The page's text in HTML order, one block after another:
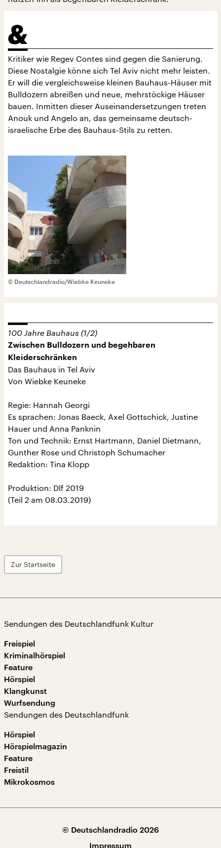
Kritiker wie Regev Contes sind gegen die Sanierung.
Diese Nostalgie könne sich Tel Aviv nicht mehr leisten.
Er will die vergleichsweise kleinen Bauhaus-Häuser mit
Bulldozern abreißen und neue, mehrstöckige Häuser
bauen. Inmitten dieser Auseinandersetzungen treten
Anouk und Angelo an, das gemeinsame deutsch-
israelische Erbe des Bauhaus-Stils zu retten.
© Deutschlandradio/Wiebke Keuneke
100 Jahre Bauhaus (1/2)
Zwischen Bulldozern und begehbaren
Kleiderschränken
Das Bauhaus in Tel Aviv
Von Wiebke Keuneke
Regie: Hannah Georgi
Es sprachen: Jonas Baeck, Axel Gottschick, Justine
Hauer und Anna Panknin
Ton und Technik: Ernst Hartmann, Daniel Dietmann,
Gunther Rose und Christoph Schumacher
Redaktion: Tina Klopp
Produktion: Dlf 2019
(Teil 2 am 08.03.2019)
Zur Startseite
Sendungen des Deutschlandfunk Kultur
Freispiel
Kriminalhörspiel
Feature
Hörspiel
Klangkunst
Wurfsendung
Sendungen des Deutschlandfunk
Hörspiel
Hörspielmagazin
Feature
Freistil
Mikrokosmos
© Deutschlandradio 2026
Impressum